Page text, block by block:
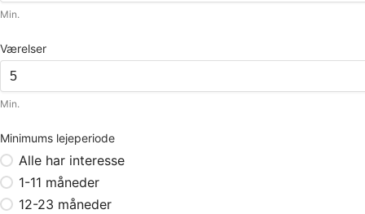
Min.
Værelser
Min.
Minimums lejeperiode
Alle har interesse
1-11 måneder
12-23 måneder